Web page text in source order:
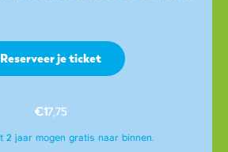
Reserveer je ticket
€17,75
2 jaar mogen gratis naar binnen.